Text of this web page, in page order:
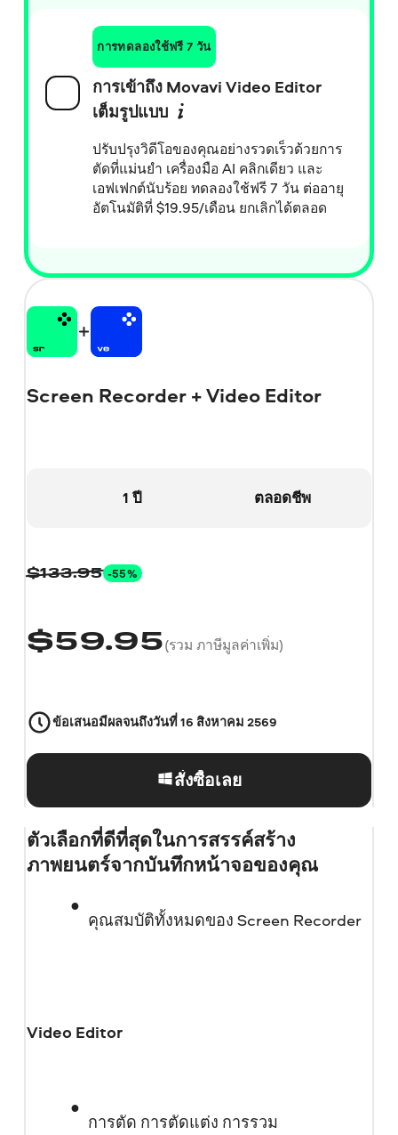
การทดลองใช้ฟรี 7 วัน
การเข้าถึง Movavi Video Editor
เต็มรูปแบบ
ปรับปรุงวิดีโอของคุณอย่างรวดเร็วด้วยการ
ตัดที่แม่นยำ เครื่องมือ AI คลิกเดียว และ
เอฟเฟกต์นับร้อย ทดลองใช้ฟรี 7 วัน ต่ออายุ
อัตโนมัติที่$19.95/เดือน ยกเลิกได้ตลอด
Screen Recorder + Video Editor
1 ปี ตลอดชีพ
$133.95 -55%
$59.95(รวม ภาษีมูลค่าเพิ่ม)
ข้อเสนอมีผลจนถึงวันที่16 สิงหาคม 2569
สั่งซื้อเลย
ตัวเลือกที่ดีที่สุดในการสรรค์สร้าง
ภาพยนตร์จากบันทึกหน้าจอของคุณ
คุณสมบัติทั้งหมดของ Screen Recorder
Video Editor
การตัด การตัดแต่ง การรวม